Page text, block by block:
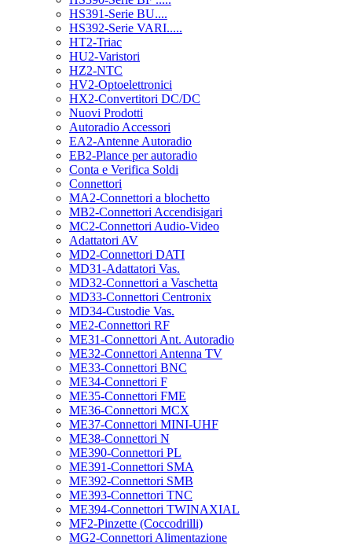
HS391-Serie BU....
HS392-Serie VARI.....
HT2-Triac
HU2-Varistori
HZ2-NTC
HV2-Optoelettronici
HX2-Convertitori DC/DC
Nuovi Prodotti
Autoradio Accessori
EA2-Antenne Autoradio
EB2-Plance per autoradio
Conta e Verifica Soldi
Connettori
MA2-Connettori a blochetto
MB2-Connettori Accendisigari
MC2-Connettori Audio-Video
Adattatori AV
MD2-Connettori DATI
MD31-Adattatori Vas.
MD32-Connettori a Vaschetta
MD33-Connettori Centronix
MD34-Custodie Vas.
ME2-Connettori RF
ME31-Connettori Ant. Autoradio
ME32-Connettori Antenna TV
ME33-Connettori BNC
ME34-Connettori F
ME35-Connettori FME
ME36-Connettori MCX
ME37-Connettori MINI-UHF
ME38-Connettori N
ME390-Connettori PL
ME391-Connettori SMA
ME392-Connettori SMB
ME393-Connettori TNC
ME394-Connettori TWINAXIAL
MF2-Pinzette (Coccodrilli)
MG2-Connettori Alimentazione